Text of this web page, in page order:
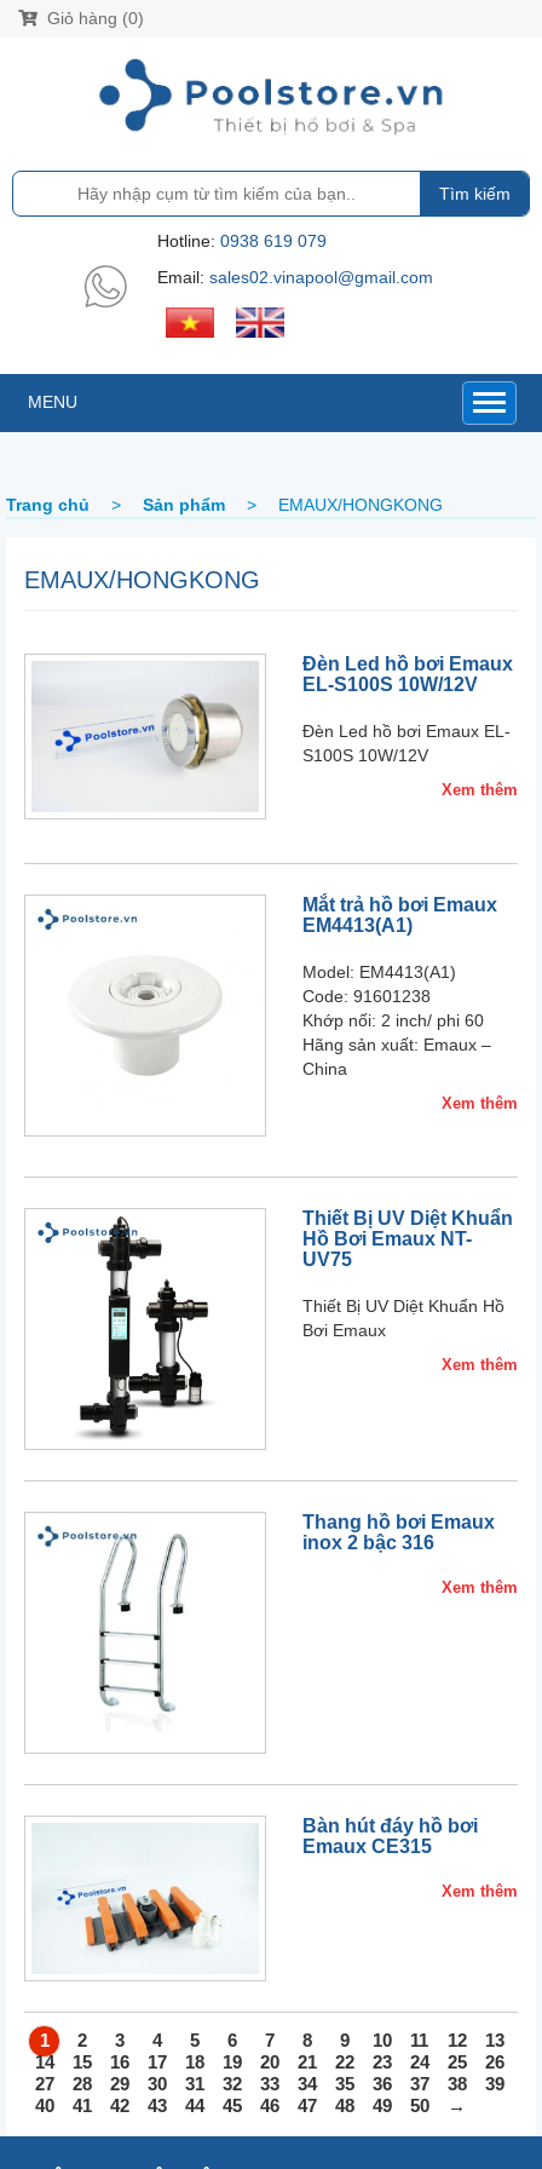
Giỏ hàng (0)
Tìm kiếm
Hotline: 0938 619 079
Email: sales02.vinapool@gmail.com
MENU
Trang chủ > Sản phẩm > EMAUX/HONGKONG
EMAUX/HONGKONG
Đèn Led hồ bơi Emaux
EL-S100S 10W/12V
Đèn Led hồ bơi Emaux EL-
S100S 10W/12V
Xem thêm
Mắt trả hồ bơi Emaux
EM4413(A1)
Model: EM4413(A1)
Code: 91601238
Khớp nối: 2 inch/ phi 60
Hãng sản xuất: Emaux –
China
Xem thêm
Thiết Bị UV Diệt Khuẩn
Hồ Bơi Emaux NT-
UV75
Thiết Bị UV Diệt Khuẩn Hồ
Bơi Emaux
Xem thêm
Thang hồ bơi Emaux
inox 2 bậc 316
Xem thêm
Bàn hút đáy hồ bơi
Emaux CE315
Xem thêm
1 2 3 4 5 6 7 8 9 10 11 12
13
14
15 16 17 18 19 20 21 22 23 24 25
26
27
28 29 30 31 32 33 34 35 36 37 38
39
40
41 42 43 44 45 46 47 48 49 50 →